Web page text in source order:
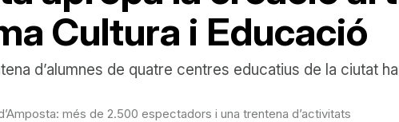
Cultura i Educació
d’alumnes de quatre centres educatius de la ciutat
més de 2.500 espectadors i una trentena d’activitats